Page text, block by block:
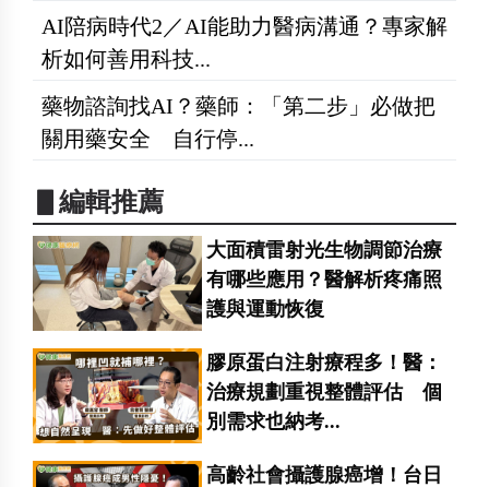
AI陪病時代2／AI能助力醫病溝通？專家解
析如何善用科技...
藥物諮詢找AI？藥師：「第二步」必做把
關用藥安全 自行停...
▋編輯推薦
大面積雷射光生物調節治療
有哪些應用？醫解析疼痛照
護與運動恢復
膠原蛋白注射療程多！醫：
治療規劃重視整體評估 個
別需求也納考...
高齡社會攝護腺癌增！台日